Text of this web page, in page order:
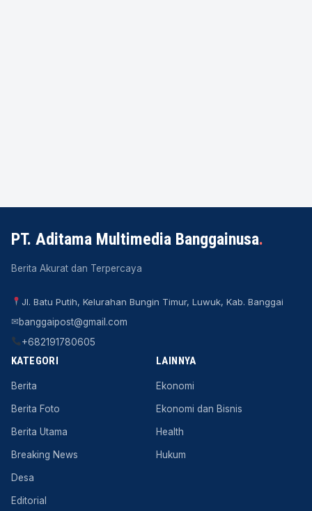
PT. Aditama Multimedia Banggainusa.
Berita Akurat dan Terpercaya
Jl. Batu Putih, Kelurahan Bungin Timur, Luwuk, Kab. Banggai
✉banggaipost@gmail.com
+682191780605
KATEGORI
Berita
Berita Foto
Berita Utama
Breaking News
Desa
Editorial
LAINNYA
Ekonomi
Ekonomi dan Bisnis
Health
Hukum